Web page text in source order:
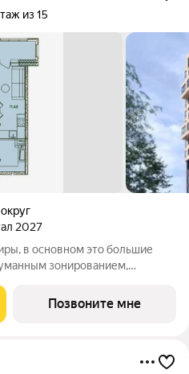
из 15
2027
в основном это большие
зонированием,
Закрытая
и
Позвоните мне